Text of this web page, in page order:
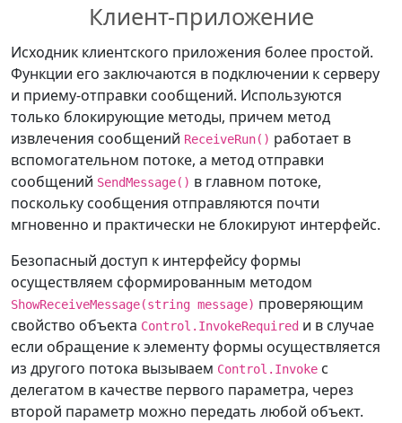
Клиент-приложение
Исходник клиентского приложения более простой.
Функции его заключаются в подключении к серверу
и приему-отправки сообщений. Используются
только блокирующие методы, причем метод
извлечения сообщений ReceiveRun() работает в
вспомогательном потоке, а метод отправки
сообщений SendMessage() в главном потоке,
поскольку сообщения отправляются почти
мгновенно и практически не блокируют интерфейс.
Безопасный доступ к интерфейсу формы
осуществляем сформированным методом
ShowReceiveMessage(string message) проверяющим
свойство объекта Control.InvokeRequired и в случае
если обращение к элементу формы осуществляется
из другого потока вызываем Control.Invoke с
делегатом в качестве первого параметра, через
второй параметр можно передать любой объект.